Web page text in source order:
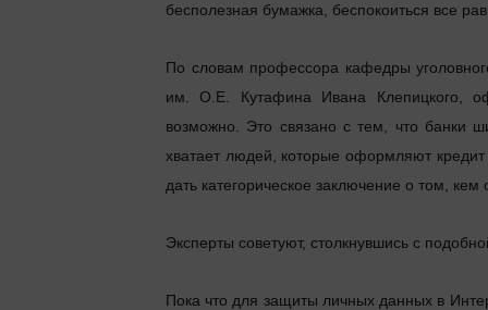
бесполезная бумажка, беспокоиться все
По словам профессора кафедры
им. О.Е. Кутафина Ивана Клепицкого,
возможно. Это связано с тем, что банки
хватает людей, которые оформляют
дать категорическое заключение о том,
Эксперты советуют, столкнувшись с
Пока что для защиты личных данных в